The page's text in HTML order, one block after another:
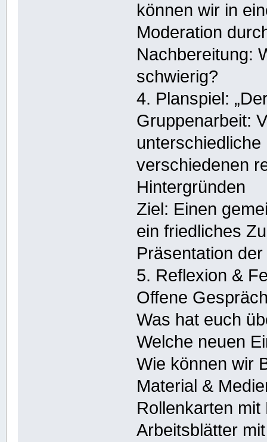
können wir in
Moderation
Nachbereitung:
schwierig?
4. Planspiel:
Gruppenarbeit:
verschiedenen
Hintergründen
Ziel: Einen
ein friedliches
Präsentation
5. Reflexion &
Offene
Was hat euch
Welche neuen
Wie können wir
Material &
Rollenkarten
Arbeitsblätter